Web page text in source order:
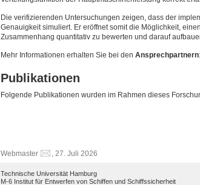
Die verifizierenden Untersuchungen zeigen, dass der
Genauigkeit simuliert. Er eröffnet somit die Möglichkeit,
Zusammenhang quantitativ zu bewerten und darauf
Mehr Informationen erhalten Sie bei den Ansprechpartnern:
Publikationen
Folgende Publikationen wurden im Rahmen dieses
Webmaster , 27. Juli 2026
Technische Universität Hamburg
M-6 Institut für Entwerfen von Schiffen und Schiffssicherheit